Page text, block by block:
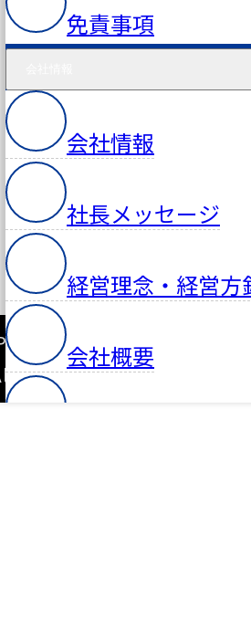
免責事項
会社情報
社長メッセージ
経営理念・経営方
会社概要
Systems
Right Reserved.